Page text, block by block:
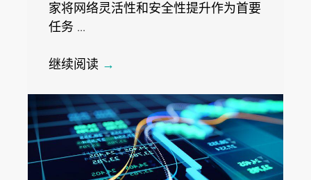
家将网络灵活性和安全性提升作为首要
任务 ...
继续阅读 →